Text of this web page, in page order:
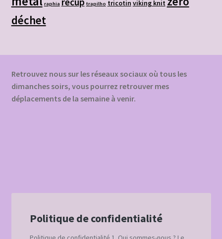
raphia trapilho tricotin viking knit
déchet
Retrouvez nous sur les réseaux sociaux où tous les
dimanches soirs, vous pourrez retrouver mes
déplacements de la semaine à venir.